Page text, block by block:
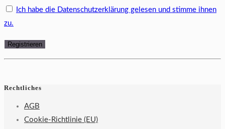
Ich habe die Datenschutzerklärung gelesen und stimme ihnen
zu.
Rechtliches
AGB
Cookie-Richtlinie (EU)